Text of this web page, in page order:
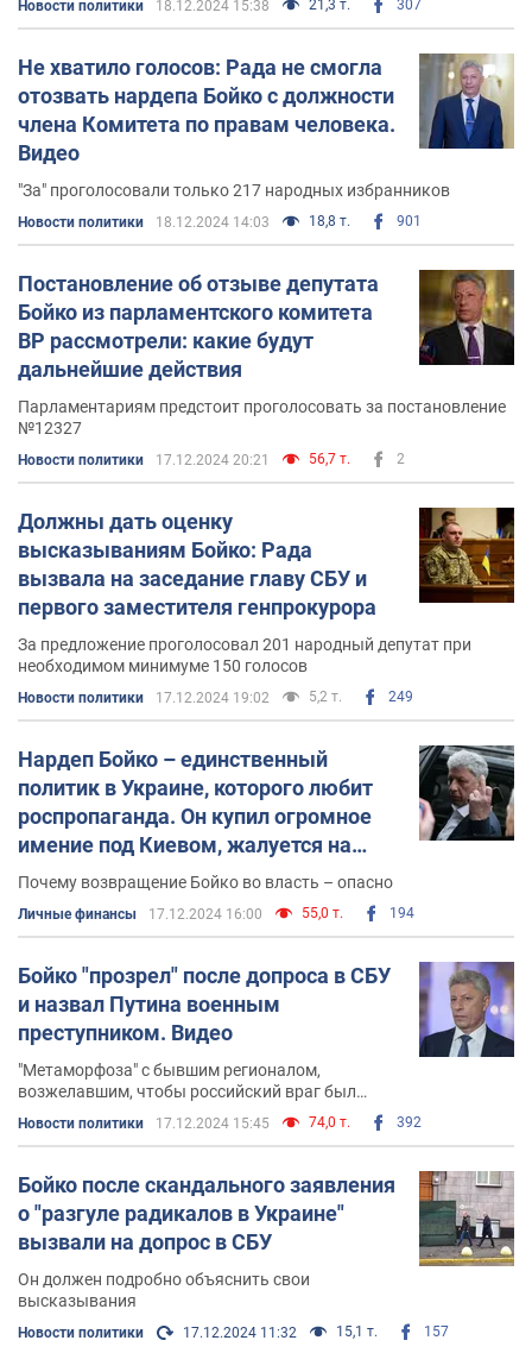
исключительно путемпереговоров всех
политическая воля руководства страны и ее
президента, прямые переговоры между
сторонами и склонность к компромиссу среди
политиков.
Нельзя повышать тарифы для населения, а
парламент должен рассмотреть законопроекты,
направленные насоциальную поддержку людей.
Закон Украины "Об образовании" уничтожает
всю систему образования как таковую, и
поэтому его необходимоотменить
В условиях экономического спада и
социального кризиса в Украине нужно
восстановить
ценна товары первой необходимости.
Новости политики 18.12.2024 15:38 21,3 т. 307
Не хватило голосов: Рада не смогла
отозвать нардепа Бойко с должности
члена Комитета по правам человека.
Видео
"За" проголосовали только 217 народных избранников
Новости политики 18.12.2024 14:03 18,8 т. 901
Постановление об отзыве депутата
Бойко из парламентского комитета
ВР рассмотрели: какие будут
дальнейшие действия
Парламентариям предстоит проголосовать за постановление
№12327
Новости политики 17.12.2024 20:21 56,7 т. 2
Должны дать оценку
высказываниям Бойко: Рада
вызвала на заседание главу СБУ и
первого заместителя генпрокурора
За предложение проголосовал 201 народный депутат при
необходимом минимуме 150 голосов
Новости политики 17.12.2024 19:02 5,2 т. 249
Нардеп Бойко – единственный
политик в Украине, которого любит
роспропаганда. Он купил огромное
имение под Киевом, жалуется на
"украинских радикалов" и
включается в эфиры Соловьева
Почему возвращение Бойко во власть – опасно
Личные финансы 17.12.2024 16:00 55,0 т. 194
Бойко "прозрел" после допроса в СБУ
и назвал Путина военным
преступником. Видео
"Метаморфоза" с бывшим регионалом,
возжелавшим, чтобы российский враг был
Новости политики 17.12.2024 15:45 74,0 т. 392
Бойко после скандального заявления
о "разгуле радикалов в Украине"
вызвали на допрос в СБУ
Он должен подробно объяснить свои
высказывания
Новости политики 17.12.2024 11:32 15,1 т. 157